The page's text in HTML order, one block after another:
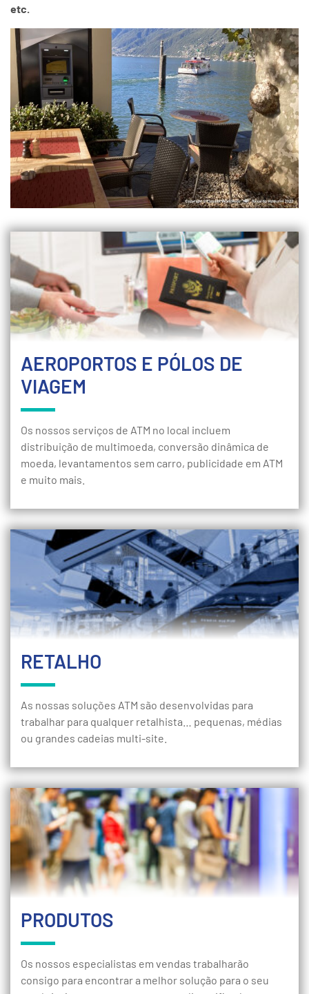
etc.
AEROPORTOS E PÓLOS DE
VIAGEM
Os nossos serviços de ATM no local incluem
distribuição de multimoeda, conversão dinâmica de
moeda, levantamentos sem carro, publicidade em ATM
e muito mais.
RETALHO
As nossas soluções ATM são desenvolvidas para
trabalhar para qualquer retalhista… pequenas, médias
ou grandes cadeias multi-site.
PRODUTOS
Os nossos especialistas em vendas trabalharão
consigo para encontrar a melhor solução para o seu